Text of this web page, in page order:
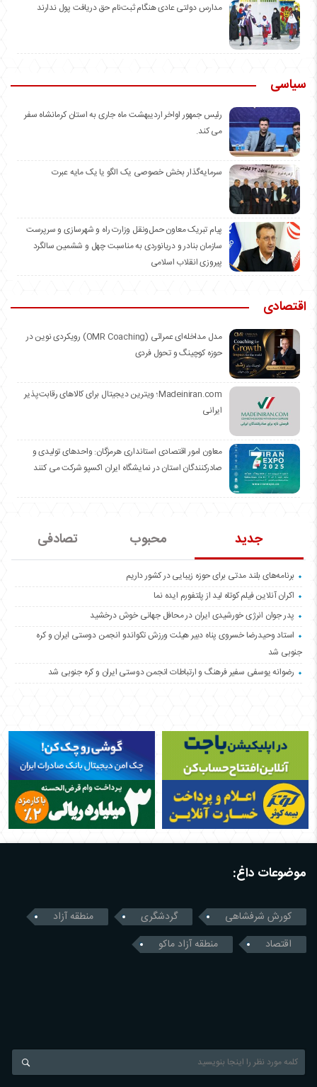
مدارس دولتی عادی هنگام ثبت‌نام حق دریافت پول ندارند
سیاسی
رئیس جمهور اواخر اردیبهشت ماه جاری به استان کرمانشاه سفر
می کند.
سرمایه‌گذار بخش خصوصی یک الگو یا یک مایه عبرت
️پیام تبریک معاون حمل‌ونقل وزارت راه و شهرسازی و سرپرست
سازمان بنادر و دریانوردی به مناسبت چهل و ششمین سالگرد
پیروزی انقلاب اسلامی
اقتصادی
مدل مداخله‌ای عمرائی (OMR Coaching) رویکردی نوین در
حوزه کوچینگ و تحول فردی
Madeiniran.com؛ ویترین دیجیتال برای کالاهای رقابت‌پذیر
ایرانی
معاون امور اقتصادی استانداری هرمزگان: واحدهای تولیدی و
صادرکنندگان استان در نمایشگاه ایران اکسپو شرکت می کنند
جدید محبوب تصادفی
برنامه‌های بلند مدتی برای حوزه زیبایی در کشور داریم
اکران آنلاین فیلم کوتاه لید از پلتفورم ایده نما
پدر جوان انرژی خورشیدی ایران در محافل جهانی خوش درخشید
استاد وحیدرضا خسروی پناه دبیر هیئت ورزش تکواندو انجمن دوستی ایران و کره
جنوبی شد
رضوانه یوسفی سفیر فرهنگ و ارتباطات انجمن دوستی ایران و کره جنوبی شد
موضوعات داغ:
کورش شرفشاهی گردشگری
منطقه آزاد
اقتصاد
منطقه آزاد ماکو